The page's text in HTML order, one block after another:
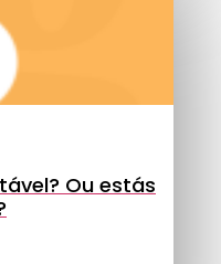
Ou estás